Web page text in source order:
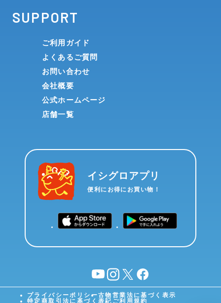
SUPPORT
ご利用ガイド
よくあるご質問
お問い合わせ
会社概要
公式ホームページ
店舗一覧
イシグロアプリ
便利にお得にお買い物！
YouTubeinstagram
X facebook
プライバシーポリシー古物営業法に基づく表示
特定商取引法に基づく表記 ご利用規約